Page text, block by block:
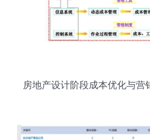
房地产设计阶段成本优化与营